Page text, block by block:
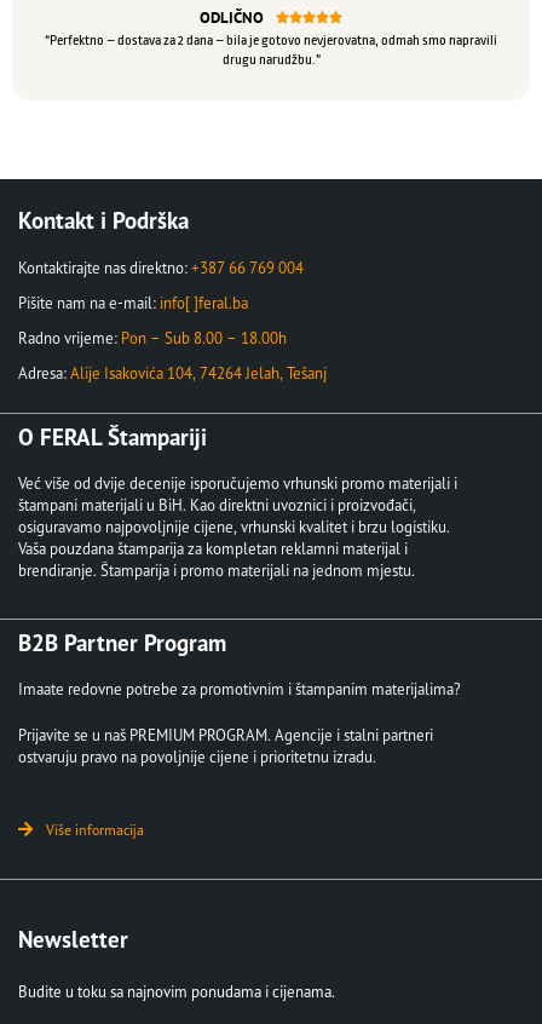
ODLIČNO 
“Perfektno – dostava za 2 dana – bila je gotovo nevjerovatna, odmah smo napravili
drugu narudžbu.”
Kontakt i Podrška
Kontaktirajte nas direktno:+387 66 769 004
Pišite nam na e-mail: info[ ]feral.ba
Radno vrijeme: Pon – Sub 8.00 – 18.00h
Adresa:Alije Isakovića 104, 74264 Jelah, Tešanj
O FERAL Štampariji
Već više od dvije decenije isporučujemo vrhunski promo materijali i
štampani materijali u BiH. Kao direktni uvoznici i proizvođači,
osiguravamo najpovoljnije cijene, vrhunski kvalitet i brzu logistiku.
Vaša pouzdana štamparija za kompletan reklamni materijal i
brendiranje. Štamparija i promo materijali na jednom mjestu.
B2B Partner Program
Imaate redovne potrebe za promotivnim i štampanim materijalima?
Prijavite se u naš PREMIUM PROGRAM. Agencije i stalni partneri
ostvaruju pravo na povoljnije cijene i prioritetnu izradu.
Više informacija
Newsletter
Budite u toku sa najnovim ponudama i cijenama.